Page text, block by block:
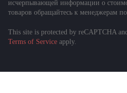
исчерпывающей информации о
товаров обращайтесь к менеджерам
This site is protected by reCAPTCHA
Terms of Service apply.
Подобрать спецтехнику
за 1 минуту